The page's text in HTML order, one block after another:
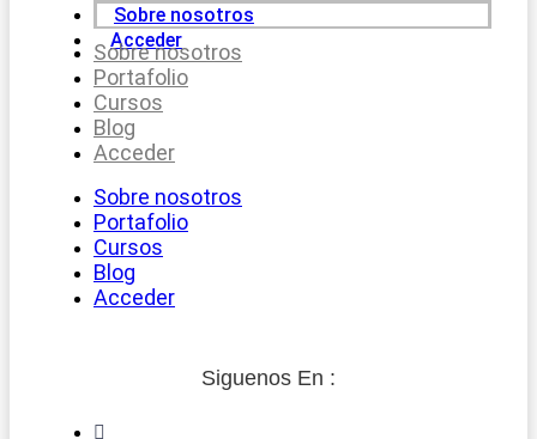
Sobre nosotros
Acceder
Sobre nosotros
Portafolio
Cursos
Blog
Acceder
Sobre nosotros
Portafolio
Cursos
Blog
Acceder
Siguenos En :